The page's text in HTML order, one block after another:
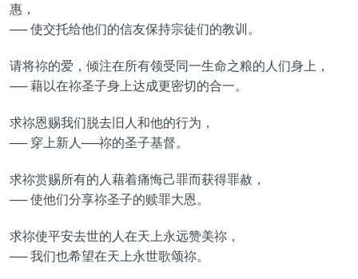
惠，
── 使交托给他们的信友保持宗徒们的教训。
请将祢的爱，倾注在所有领受同一生命之粮的人们身上，
── 藉以在祢圣子身上达成更密切的合一。
求祢恩赐我们脱去旧人和他的行为，
── 穿上新人──祢的圣子基督。
求祢赏赐所有的人藉着痛悔己罪而获得罪赦，
── 使他们分享祢圣子的赎罪大恩。
求祢使平安去世的人在天上永远赞美祢，
── 我们也希望在天上永世歌颂祢。